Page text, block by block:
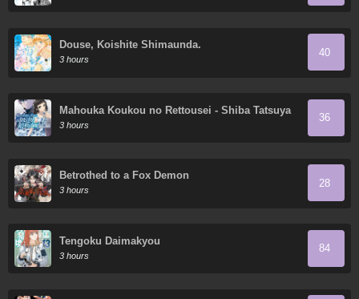
Douse, Koishite Shimaunda.
3 hours
40
Mahouka Koukou no Rettousei - Shiba Tatsuya
Ansatsu Keikaku
3 hours
36
Betrothed to a Fox Demon
3 hours
28
Tengoku Daimakyou
3 hours
84